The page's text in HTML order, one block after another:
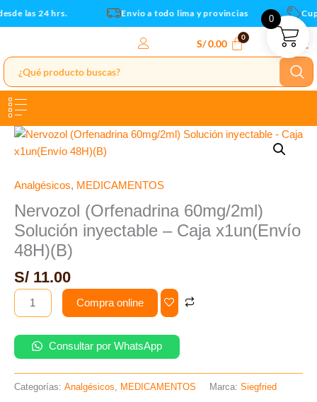
Ir
al
las 24 hrs. Envio a todo lima y provincias
S/0.00
Analgésicos, MEDICAMENTOS
Nervozol (Orfenadrina 60mg/2ml)
Solución inyectable – Caja x1un(Envío
48H)(B)
S/ 11.00
Nervozol
(Orfenadrina
Solución
-
Caja
x1un(Envío
48H)
(B)
cantidad
Compra online
Consultar por WhatsApp
Categorías: Analgésicos MEDICAMENTOS Marca: Siegfried
0
Caja
48H)
(B)
cantidad